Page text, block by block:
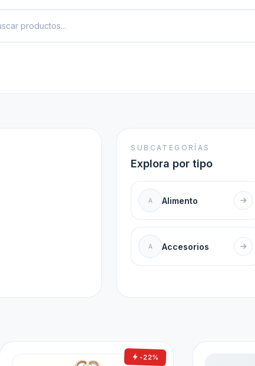
SUBCATEGORÍAS
Explora por tipo
A Alimento
A Accesorios
-22%